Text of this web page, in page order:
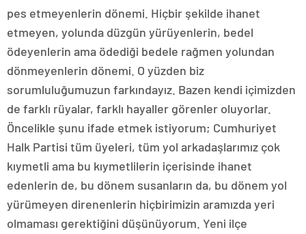
pes etmeyenlerin dönemi. Hiçbir şekilde ihanet
etmeyen, yolunda düzgün yürüyenlerin, bedel
ödeyenlerin ama ödediği bedele rağmen yolundan
dönmeyenlerin dönemi. O yüzden biz
sorumluluğumuzun farkındayız. Bazen kendi içimizden
de farklı rüyalar, farklı hayaller görenler oluyorlar.
Öncelikle şunu ifade etmek istiyorum; Cumhuriyet
Halk Partisi tüm üyeleri, tüm yol arkadaşlarımız çok
kıymetli ama bu kıymetlilerin içerisinde ihanet
edenlerin de, bu dönem susanların da, bu dönem yol
yürümeyen direnenlerin hiçbirimizin aramızda yeri
olmaması gerektiğini düşünüyorum. Yeni ilçe